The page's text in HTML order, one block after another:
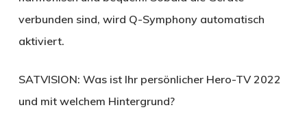
verbunden sind, wird Q-Symphony automatisch
aktiviert.
SATVISION: Was ist Ihr persönlicher Hero-TV 2022
und mit welchem Hintergrund?